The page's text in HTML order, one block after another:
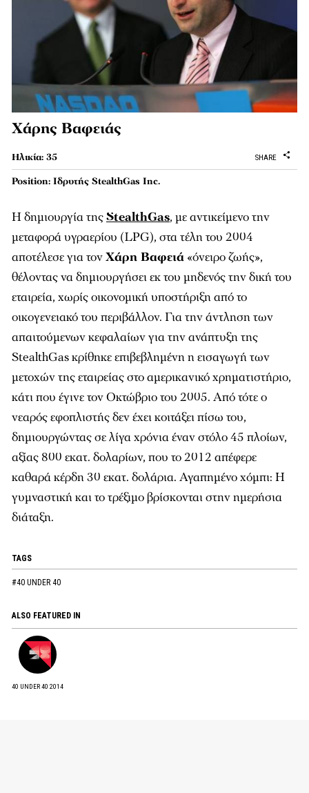
Χάρης Βαφειάς
SHARE
Ηλικία: 35
Position: Ιδρυτής StealthGas Inc.
Η δημιουργία τηςStealthGas, με αντικείμενο την
μεταφορά υγραερίου (LPG), στα τέλη του 2004
αποτέλεσε για τονΧάρη Βαφειά «όνειρο ζωής»,
θέλοντας να δημιουργήσει εκ του μηδενός την δική του
εταιρεία, χωρίς οικονομική υποστήριξη από το
οικογενειακό του περιβάλλον. Για την άντληση των
απαιτούμενων κεφαλαίων για την ανάπτυξη της
StealthGas κρίθηκε επιβεβλημένη η εισαγωγή των
μετοχών της εταιρείας στο αμερικανικό χρηματιστήριο,
κάτι που έγινε τον Οκτώβριο του 2005. Από τότε ο
νεαρός εφοπλιστής δεν έχει κοιτάξει πίσω του,
δημιουργώντας σε λίγα χρόνια έναν στόλο 45 πλοίων,
αξίας 800 εκατ. δολαρίων, που το 2012 απέφερε
καθαρά κέρδη 30 εκατ. δολάρια. Αγαπημένο χόμπι: Η
γυμναστική και το τρέξιμο βρίσκονται στην ημερήσια
διάταξη.
TAGS
#40 UNDER 40
ALSO FEATURED IN
40 UNDER 40 2014